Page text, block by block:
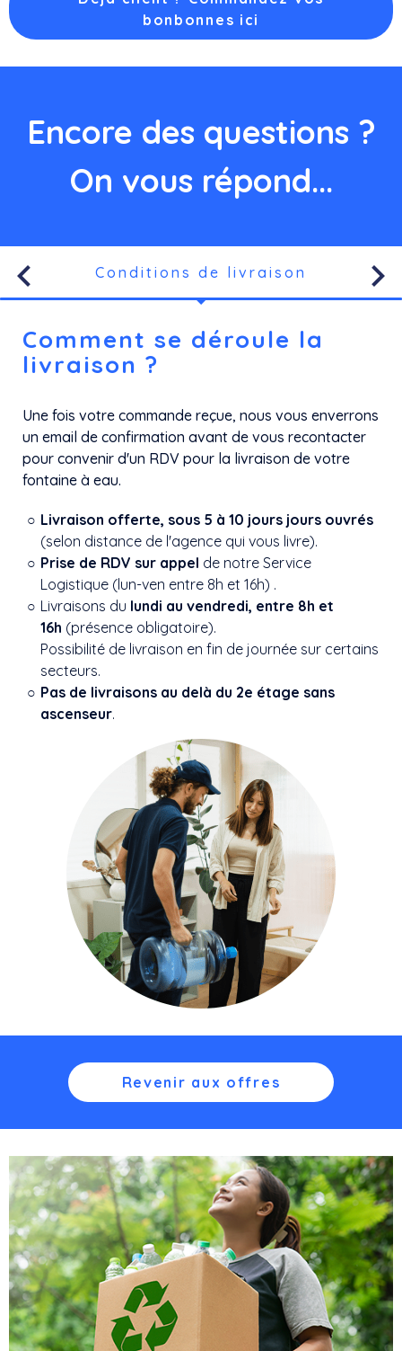
bonbonnes ici
Encore des questions ?
On vous répond...
Conditions de livraison
keyboard_arrow_left keyboard_arrow_right
Comment se déroule la
livraison ?
Une fois votre commande reçue, nous vous enverrons
un email de confirmation avant de vous recontacter
pour convenir d'un RDV pour la livraison de votre
fontaine à eau.
Livraison offerte, sous 5 à 10 jours jours ouvrés
(selon distance de l'agence qui vous livre).
Prise de RDV sur appel de notre Service
Logistique (lun-ven entre 8h et 16h) .
Livraisons du lundi au vendredi, entre 8h et
16h (présence obligatoire).
Possibilité de livraison en fin de journée sur certains
secteurs.
Pas de livraisons au delà du 2e étage sans
ascenseur.
Revenir aux offres